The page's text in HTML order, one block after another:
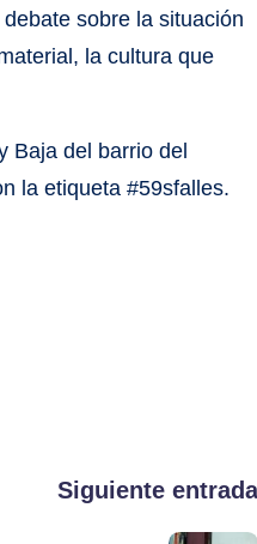
sobre la situación
la cultura que
Baja del barrio del
la etiqueta #59sfalles.
Siguiente